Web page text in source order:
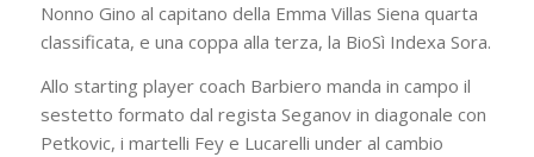
Nonno Gino al capitano della Emma Villas Siena quarta
classificata, e una coppa alla terza, la BioSì Indexa Sora.
Allo starting player coach Barbiero manda in campo il
sestetto formato dal regista Seganov in diagonale con
Petkovic, i martelli Fey e Lucarelli under al cambio